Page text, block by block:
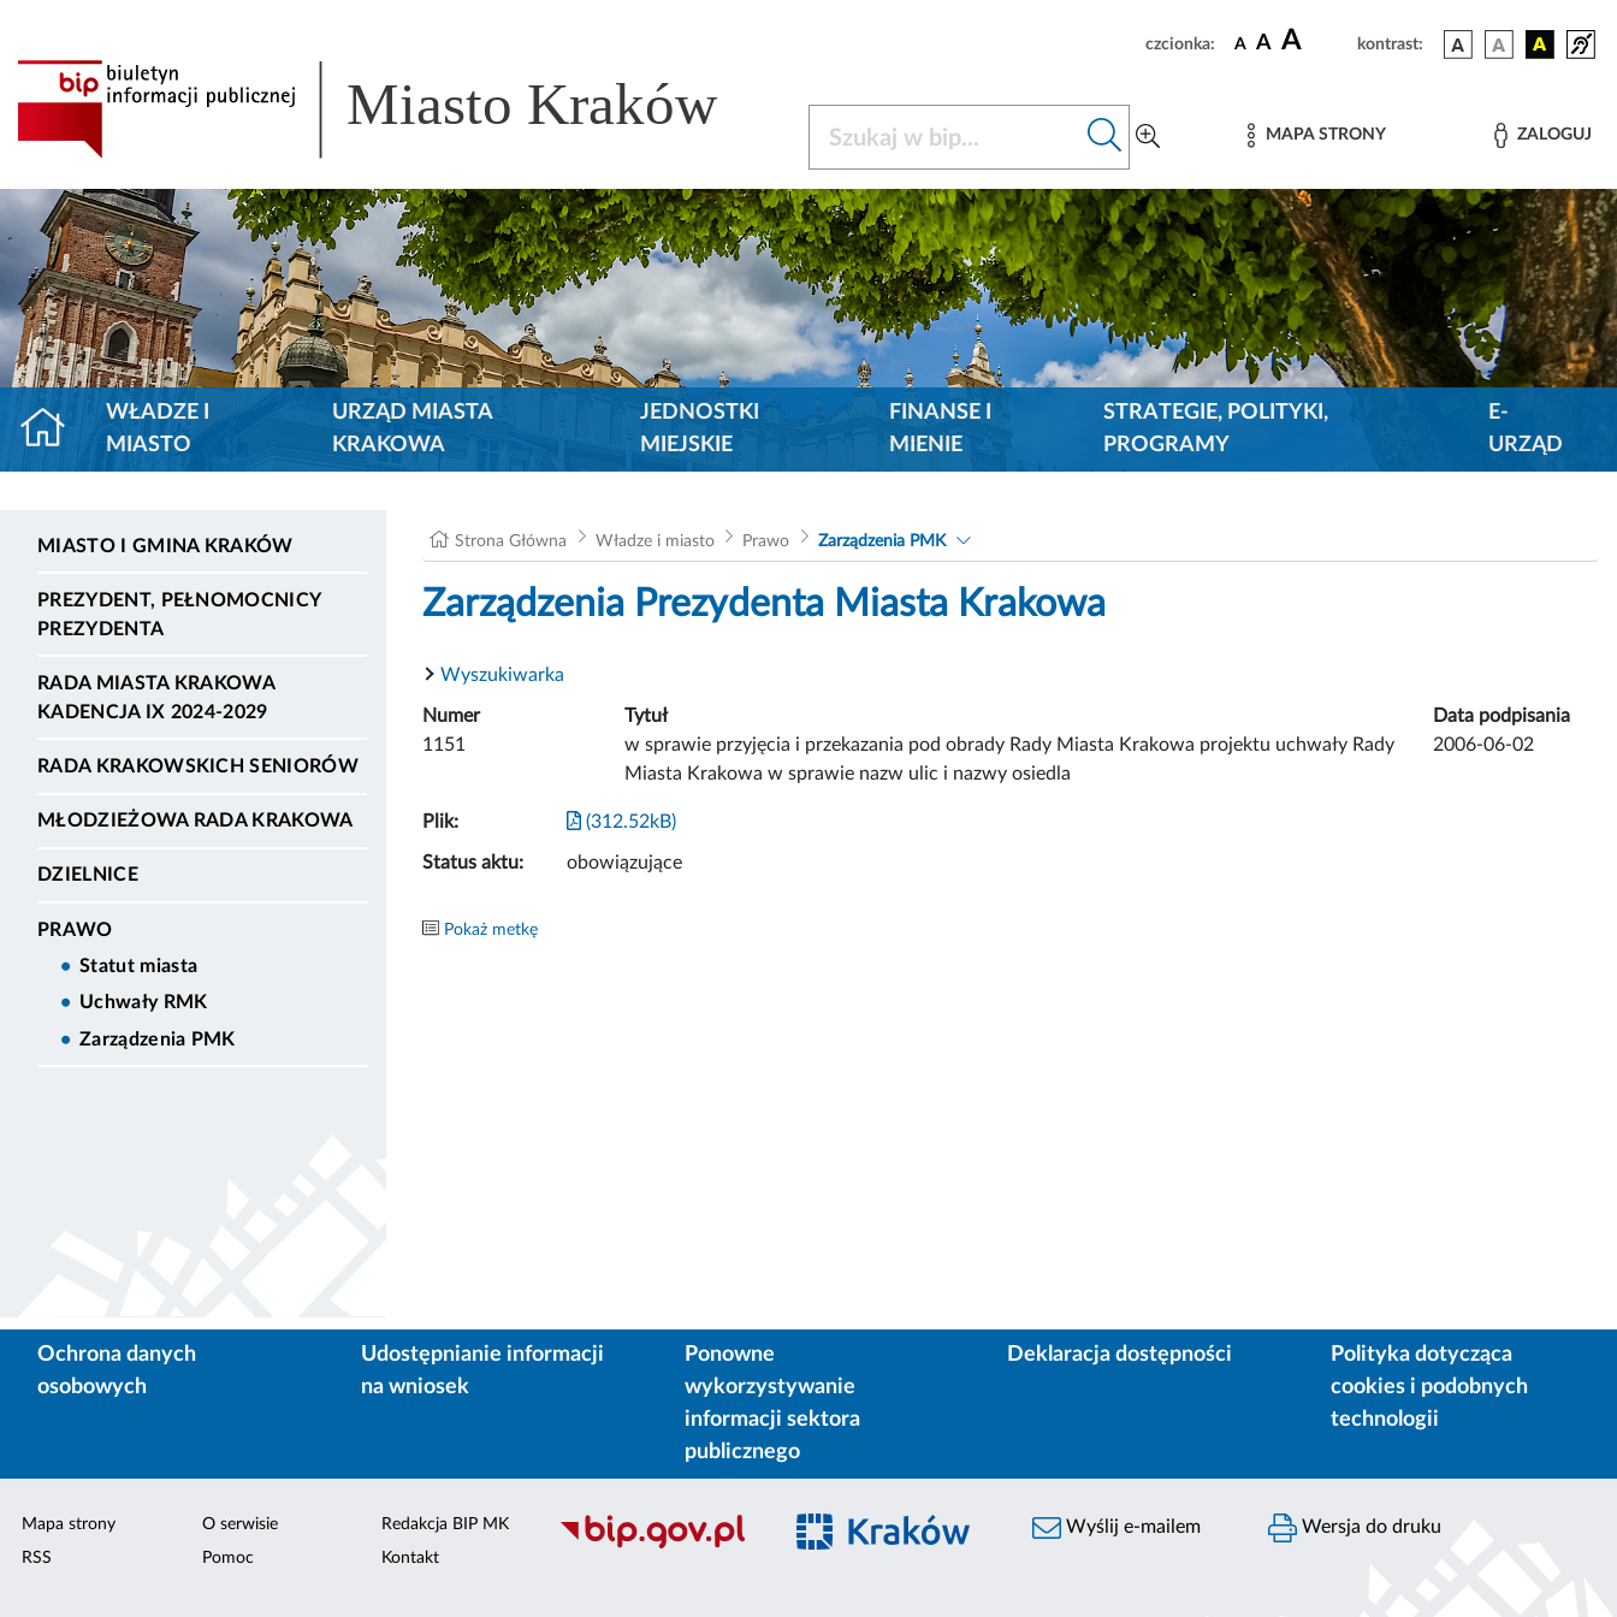
czcionka: A A A kontrast:
Miasto Kraków MAPA STRONY ZALOGUJ
WŁADZE I
MIASTO
URZĄD MIASTA
KRAKOWA
JEDNOSTKI
MIEJSKIE
FINANSE I
MIENIE
STRATEGIE, POLITYKI,
PROGRAMY
E-
URZĄD
MIASTO I GMINA KRAKÓW
PREZYDENT, PEŁNOMOCNICY
PREZYDENTA
RADA MIASTA KRAKOWA
KADENCJA IX 2024-2029
RADA KRAKOWSKICH SENIORÓW
MŁODZIEŻOWA RADA KRAKOWA
DZIELNICE
PRAWO
Statut miasta
Uchwały RMK
Zarządzenia PMK
Strona Główna Władze i miasto Prawo Zarządzenia PMK
Zarządzenia Prezydenta Miasta Krakowa
Wyszukiwarka
Numer Tytuł
Data podpisania
1151
w sprawie przyjęcia i przekazania pod obrady Rady Miasta Krakowa projektu uchwały Rady
Miasta Krakowa w sprawie nazw ulic i nazwy osiedla
2006-06-02
Plik: (312.52kB)
Status aktu: obowiązujące
Pokaż metkę
Ochrona danych
osobowych
Udostępnianie informacji
na wniosek
Ponowne
wykorzystywanie
informacji sektora
publicznego
Deklaracja dostępności
Polityka dotycząca
cookies i podobnych
technologii
Mapa strony
RSS
O serwisie
Pomoc
Redakcja BIP MK
Kontakt
Wyślij e-mailem Wersja do druku